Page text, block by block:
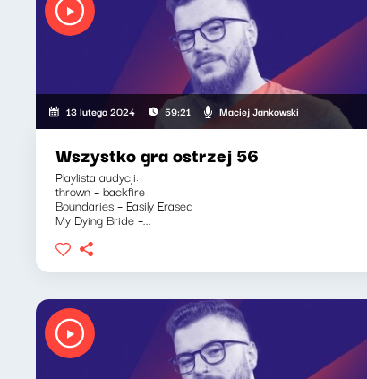
13 lutego 2024 59:21 Maciej Jankowski
Wszystko gra ostrzej 56
Playlista audycji:
thrown – backfire
Boundaries – Easily Erased
My Dying Bride –...